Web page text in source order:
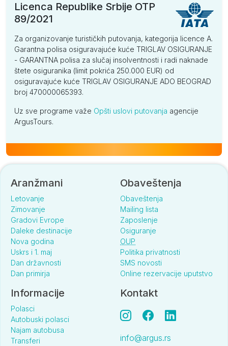
Licenca Republike Srbije OTP
89/2021
Za organizovanje turističkih putovanja, kategorija licence A.
Garantna polisa osiguravajuće kuće TRIGLAV OSIGURANJE
- GARANTNA polisa za slučaj insolventnosti i radi naknade
štete osiguranika (limit pokrića 250.000 EUR) od
osiguravajuće kuće TRIGLAV OSIGURANJE ADO BEOGRAD
broj 470000065393.
Uz sve programe važe Opšti uslovi putovanja agencije
ArgusTours.
Aranžmani
Letovanje
Zimovanje
Gradovi Evrope
Daleke destinacije
Nova godina
Uskrs i 1. maj
Dan državnosti
Dan primirja
Obaveštenja
Obaveštenja
Mailing lista
Zaposlenje
Osiguranje
OUP
Politika privatnosti
SMS novosti
Online rezervacije uputstvo
Informacije
Polasci
Autobuski polasci
Najam autobusa
Transferi
Kontakt
info@argus.rs